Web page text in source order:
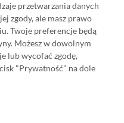
przetwarzania danych
zgody, ale masz prawo
Twoje preferencje będą
Możesz w dowolnym
lub wycofać zgodę,
"Prywatność" na dole